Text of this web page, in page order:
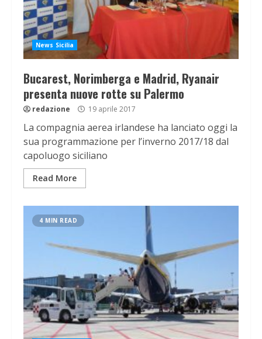
News Sicilia
Bucarest, Norimberga e Madrid, Ryanair
presenta nuove rotte su Palermo
redazione 19 aprile 2017
La compagnia aerea irlandese ha lanciato oggi la
sua programmazione per l’inverno 2017/18 dal
capoluogo siciliano
Read More
4 MIN READ